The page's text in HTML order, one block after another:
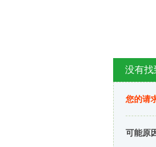
没有找
您的请
可能原